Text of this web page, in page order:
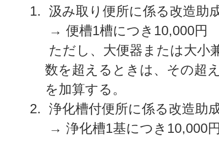
汲み取り便所に係る改造助
→ 便槽1槽につき10,000円
ただし、大便器または大小
数を超えるときは、その超
を加算する。
浄化槽付便所に係る改造助
→ 浄化槽1基につき10,000